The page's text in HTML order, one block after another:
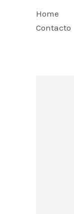
Home
Contacto